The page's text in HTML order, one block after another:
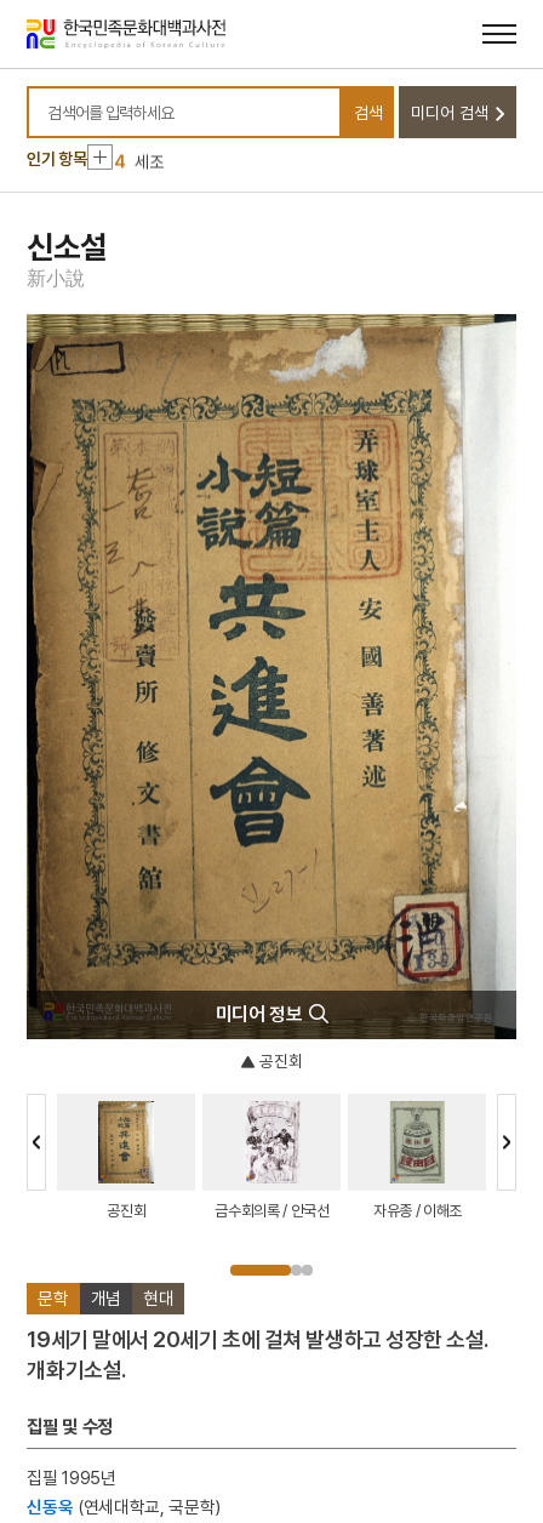
바로가기
바로가기
검색어를 입력하세요
검색 미디어 검색
인기 항목
1 손곡산인전
2 금성대군
3 금동 보살 입상
4
세조
5 고조선
9 병영초등학교
10
소음인
1 손곡산인전
2 금성대군
금동 보살 입상
세조
5
고조선
6
광복절 노래
7
금동 미륵보살 반가 사유상
8 대한천리교
병영초등학교
소음인
신소설
新小說
문학 개념 현대
19세기 말에서 20세기 초에 걸쳐 발생하고 성장한 소설.
개화기소설.
집필 및 수정
집필 1995년
신동욱 (연세대학교, 국문학)
미디어 정보
공진회
공진회 금수회의록 / 안국선 자유종 / 이해조